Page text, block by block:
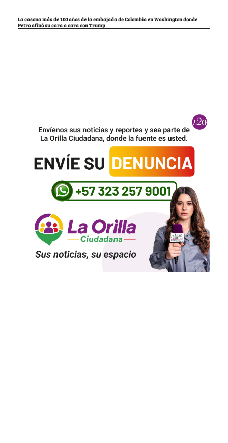
La casona más de 100 años de la embajada de Colombia en Washington donde
Petro afinó su cara a cara con Trump